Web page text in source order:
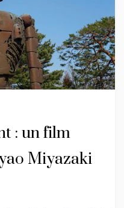
: un film
Miyazaki